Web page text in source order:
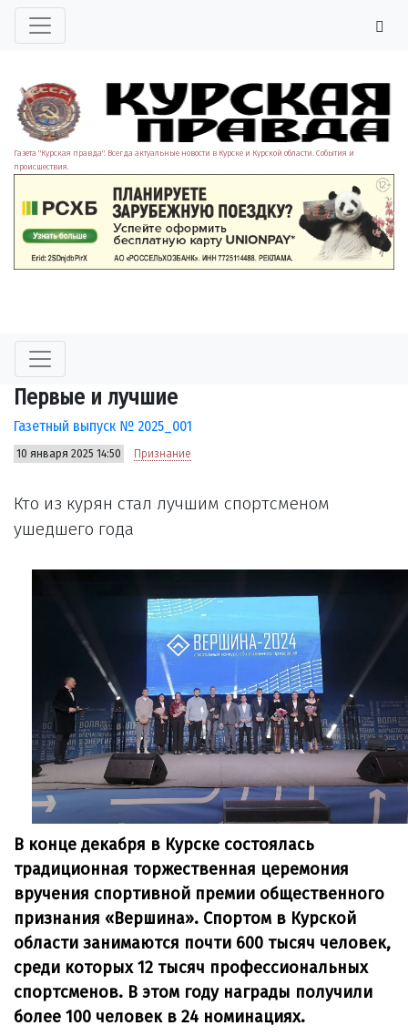
Газета "Курская правда". Всегда актуальные новости в Курске и Курской области. События и
происшествия.
Первые и лучшие
Газетный выпуск № 2025_001
10 января 2025 14:50 Признание
Кто из курян стал лучшим спортсменом
ушедшего года
В конце декабря в Курске состоялась
традиционная торжественная церемония
вручения спортивной премии общественного
признания «Вершина». Спортом в Курской
области занимаются почти 600 тысяч человек,
среди которых 12 тысяч профессиональных
спортсменов. В этом году награды получили
более 100 человек в 24 номинациях.